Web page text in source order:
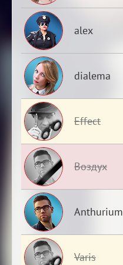
alex
dialema
Effect
Воздух
Anthurium
Varis